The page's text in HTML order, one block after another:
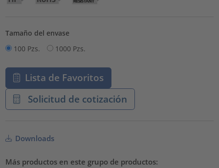
Tamaño del envase
100 Pzs.
1000 Pzs.
Lista de Favoritos
Solicitud de cotización
Downloads
Más productos en este grupo de productos: